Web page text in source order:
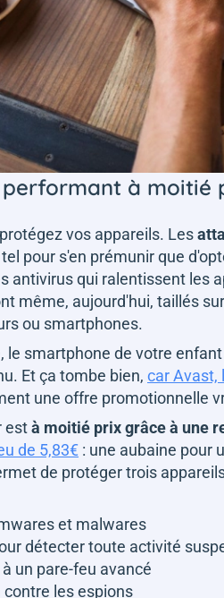
à moitié
vos appareils. Les
pour s'en prémunir que
antivirus qui ralentissent les
même, aujourd'hui, taillés
ou smartphones.
le smartphone de votre
Et ça tombe bien, car Avast,
une offre promotionnelle
està moitié prix grâce à une
de 5,83€ : une aubaine pour
de protéger trois
et malwares
détecter toute activité
un pare-feu avancé
les espions